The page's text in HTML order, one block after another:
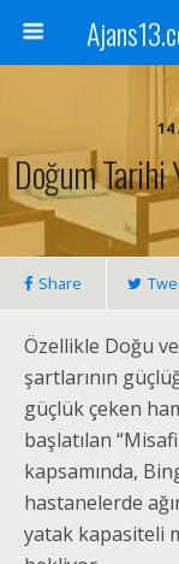
14
Doğum Tarihi
Share
Özellikle Doğu
şartlarının
güçlük çeken
başlatılan
kapsamında,
hastanelerde
yatak kapasiteli